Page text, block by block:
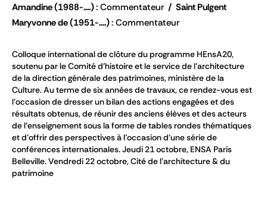
Amandine(1988-....) Commentateur
Saint Pulgent
Maryvonne de(1951-....) Commentateur
Colloque international de clôture du programme HEnsA20,
soutenu par le Comité d’histoire et le service de l’architecture
de la direction générale des patrimoines, ministère de la
Culture. Au terme de six années de travaux, ce rendez-vous est
l’occasion de dresser un bilan des actions engagées et des
résultats obtenus, de réunir des anciens élèves et des acteurs
de l’enseignement sous la forme de tables rondes thématiques
et d’offrir des perspectives à l’occasion d’une série de
conférences internationales. Jeudi 21 octobre, ENSA Paris
Belleville. Vendredi 22 octobre, Cité de l’architecture & du
patrimoine